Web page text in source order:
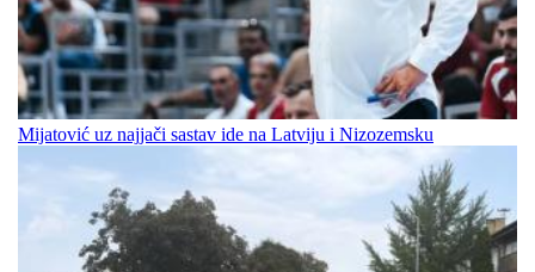
Mijatović uz najjači sastav ide na Latviju i Nizozemsku